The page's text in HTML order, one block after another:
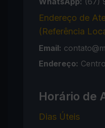
Endereço de
(Referência
Email:
Endereço:
Horário de
Dias Úteis